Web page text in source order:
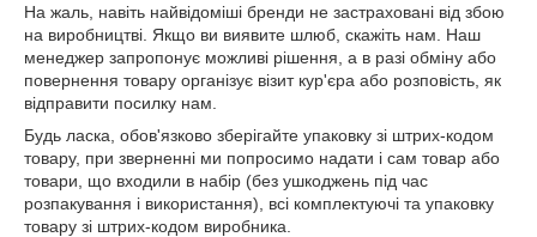
На жаль, навіть найвідоміші бренди не застраховані від збою
на виробництві. Якщо ви виявите шлюб, скажіть нам. Наш
менеджер запропонує можливі рішення, а в разі обміну або
повернення товару організує візит кур'єра або розповість, як
відправити посилку нам.
Будь ласка, обов'язково зберігайте упаковку зі штрих-кодом
товару, при зверненні ми попросимо надати і сам товар або
товари, що входили в набір (без ушкоджень під час
розпакування і використання), всі комплектуючі та упаковку
товару зі штрих-кодом виробника.